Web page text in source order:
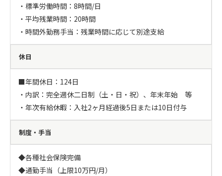
・標準労働時間：8時間/日
・平均残業時間：20時間
・時間外勤務手当：残業時間に応じて別途支給
休日
■年間休日：124日
・内訳：完全週休二日制（土・日・祝）、年末年始　等
・年次有給休暇：入社2ヶ月経過後5日または10日付与
制度・手当
◆各種社会保険完備
◆通勤手当（上限10万円/月）